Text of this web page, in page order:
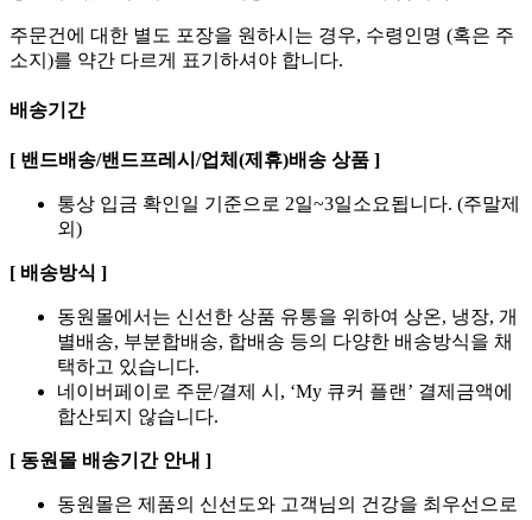
주문건에 대한 별도 포장을 원하시는 경우, 수령인명 (혹은 주
소지)를 약간 다르게 표기하셔야 합니다.
배송기간
[ 밴드배송/밴드프레시/업체(제휴)배송 상품 ]
통상 입금 확인일 기준으로 2일~3일소요됩니다. (주말제
외)
[ 배송방식 ]
동원몰에서는 신선한 상품 유통을 위하여 상온, 냉장, 개
별배송, 부분합배송, 합배송 등의 다양한 배송방식을 채
택하고 있습니다.
네이버페이로 주문/결제 시, ‘My 큐커 플랜’ 결제금액에
합산되지 않습니다.
[ 동원몰 배송기간 안내 ]
동원몰은 제품의 신선도와 고객님의 건강을 최우선으로